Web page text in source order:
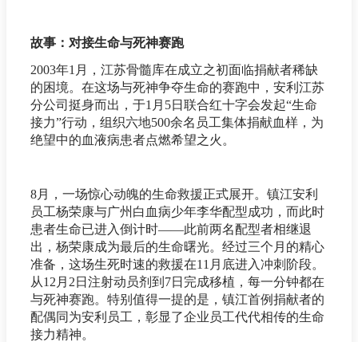
故事：对接生命与死神赛跑
2003年1月，江苏骨髓库在成立之初面临捐献者稀缺
的困境。在这场与死神争夺生命的赛跑中，安利江苏
分公司挺身而出，于1月5日联合红十字会发起“生命
接力”行动，组织六地500余名员工集体捐献血样，为
绝望中的血液病患者点燃希望之火。
8月，一场惊心动魄的生命救援正式展开。镇江安利
员工杨荣康与广州白血病少年李华配型成功，而此时
患者生命已进入倒计时——此前两名配型者相继退
出，杨荣康成为最后的生命曙光。经过三个月的精心
准备，这场生死时速的救援在11月底进入冲刺阶段。
从12月2日注射动员剂到7日完成移植，每一分钟都在
与死神赛跑。特别值得一提的是，镇江首例捐献者的
配偶同为安利员工，彰显了企业员工代代相传的生命
接力精神。